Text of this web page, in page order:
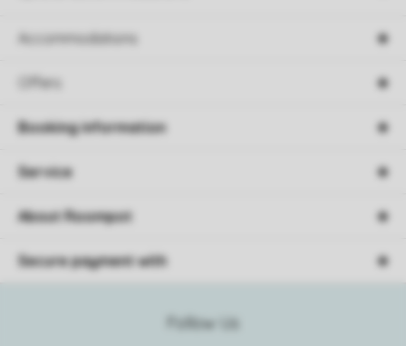
Accommodations
Offers
Follow Us
Booking information
Service
About Roompot
Secure payment with